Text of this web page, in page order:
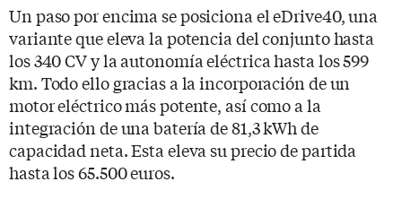
Un paso por encima se posiciona el eDrive40, una
variante que eleva la potencia del conjunto hasta
los 340 CV y la autonomía eléctrica hasta los 599
km. Todo ello gracias a la incorporación de un
motor eléctrico más potente, así como a la
integración de una batería de 81,3 kWh de
capacidad neta. Esta eleva su precio de partida
hasta los 65.500 euros.